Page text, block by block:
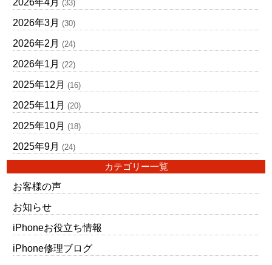
2026年4月 (33)
2026年3月 (30)
2026年2月 (24)
2026年1月 (22)
2025年12月 (16)
2025年11月 (20)
2025年10月 (18)
2025年9月 (24)
カテゴリー一覧
お客様の声
お知らせ
iPhoneお役立ち情報
iPhone修理ブログ